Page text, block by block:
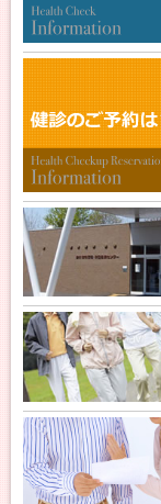
日時：2026年6月29
会場：まちなか交流セ
入場方法・料金などの
▶詳細はこちら